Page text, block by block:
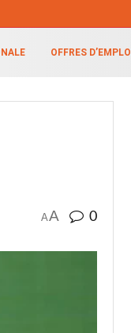
OFFRES D’EMPLOI
AA 0